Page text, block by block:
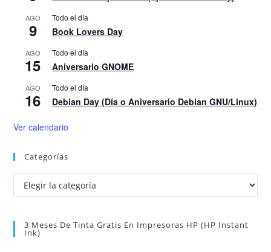
AGO
9
Todo el día
Book Lovers Day
AGO
15
Todo el día
Aniversario GNOME
AGO
16
Todo el día
Debian Day (Día o Aniversario Debian GNU/Linux)
Ver calendario
Categorías
Categorías
3 Meses De Tinta Gratis En Impresoras HP (HP Instant
Ink)